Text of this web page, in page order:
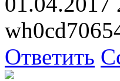
Ответить